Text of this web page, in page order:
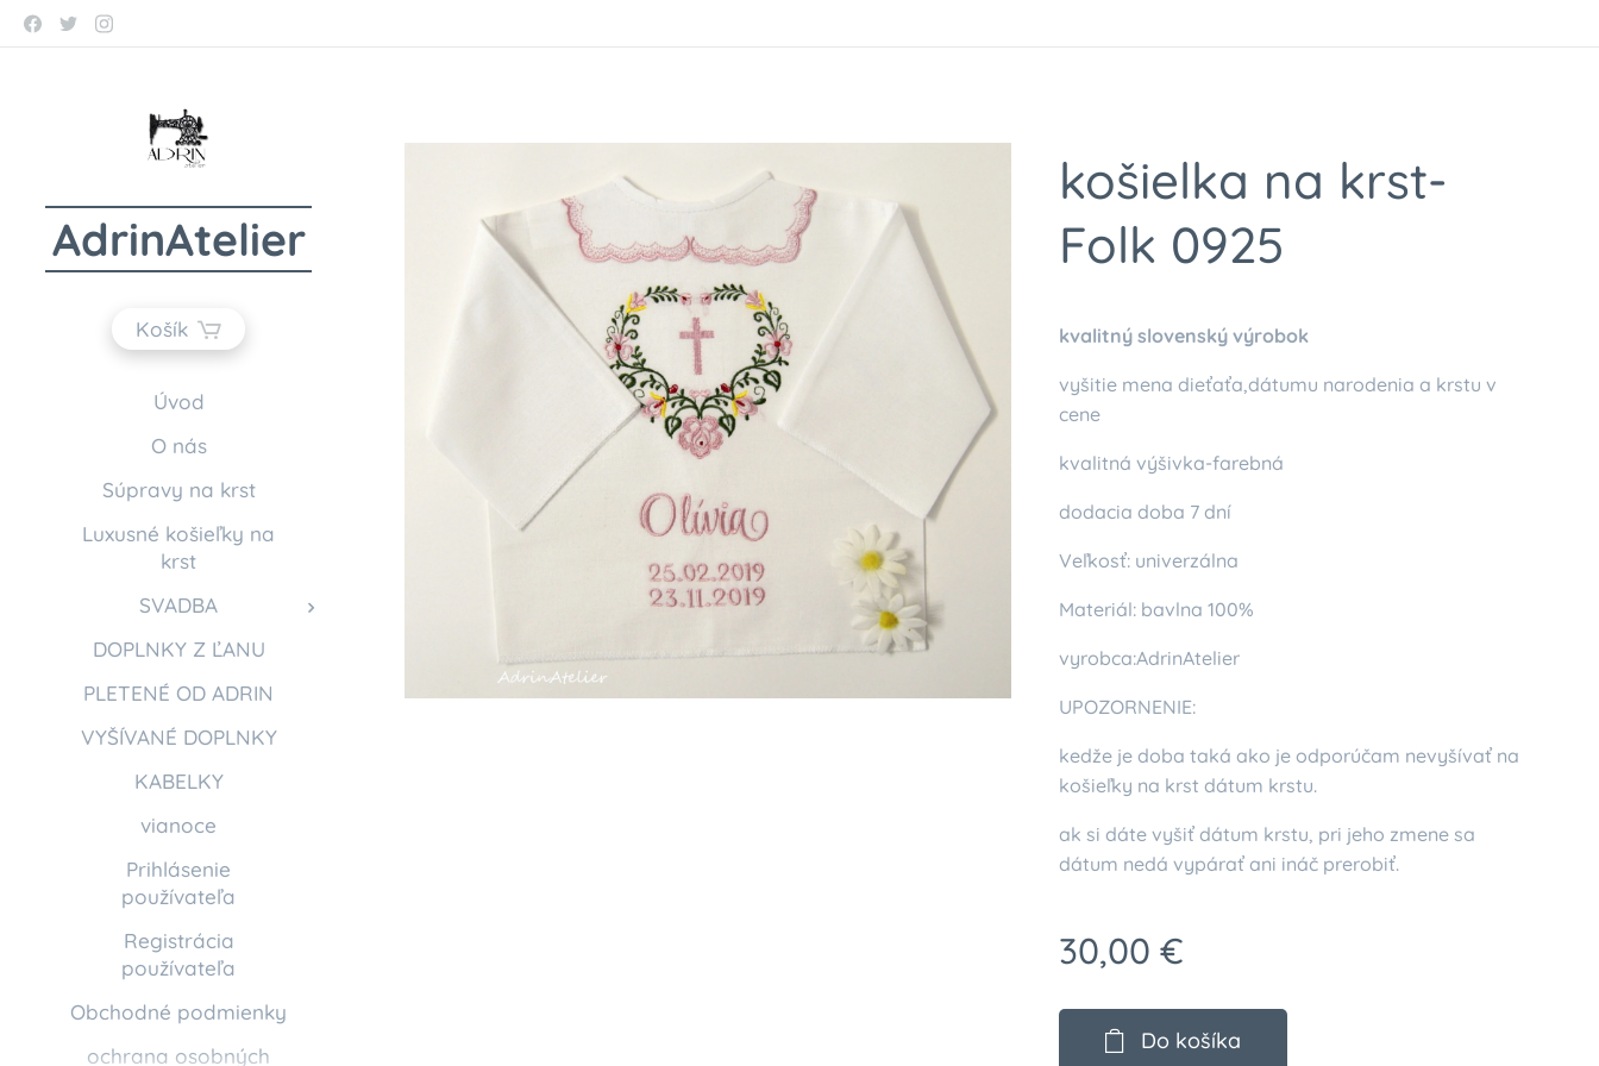
AdrinAtelier
Košík
Úvod
O nás
Súpravy na krst
Luxusné košieľky na
krst
SVADBA
DOPLNKY Z ĽANU
PLETENÉ OD ADRIN
VYŠÍVANÉ DOPLNKY
KABELKY
vianoce
Prihlásenie
používateľa
Registrácia
používateľa
Obchodné podmienky
ochrana osobných
košielka na krst-
Folk 0925
kvalitný slovenský výrobok
vyšitie mena dieťaťa,dátumu narodenia a krstu v
cene
kvalitná výšivka-farebná
dodacia doba 7 dní
Veľkosť: univerzálna
Materiál: bavlna 100%
vyrobca:AdrinAtelier
UPOZORNENIE:
kedže je doba taká ako je odporúčam nevyšívať na
košieľky na krst dátum krstu.
ak si dáte vyšiť dátum krstu, pri jeho zmene sa
dátum nedá vypárať ani ináč prerobiť.
30,00 €
Do košíka